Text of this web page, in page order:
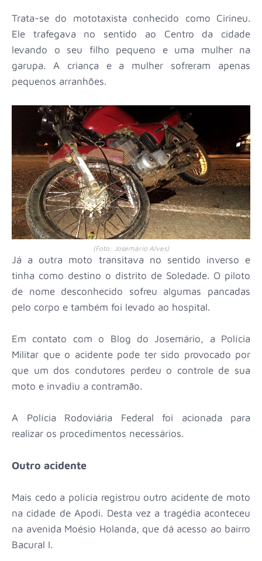
Trata-se do mototaxista conhecido como Cirineu.
Ele trafegava no sentido ao Centro da cidade
levando o seu filho pequeno e uma mulher na
garupa. A criança e a mulher sofreram apenas
pequenos arranhões.
(Foto: Josemário Alves)
Já a outra moto transitava no sentido inverso e
tinha como destino o distrito de Soledade. O piloto
de nome desconhecido sofreu algumas pancadas
pelo corpo e também foi levado ao hospital.
Em contato com o Blog do Josemário, a Polícia
Militar que o acidente pode ter sido provocado por
que um dos condutores perdeu o controle de sua
moto e invadiu a contramão.
A Polícia Rodoviária Federal foi acionada para
realizar os procedimentos necessários.
Outro acidente
Mais cedo a polícia registrou outro acidente de moto
na cidade de Apodi. Desta vez a tragédia aconteceu
na avenida Moésio Holanda, que dá acesso ao bairro
Bacural I.